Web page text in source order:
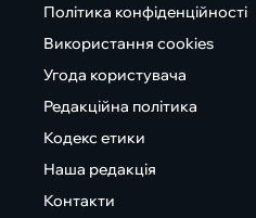
Політика конфіденційності
Використання cookies
Угода користувача
Редакційна політика
Кодекс етики
Наша редакція
Контакти